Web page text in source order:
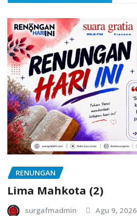
RENUNGAN
Lima Mahkota (2)
surgafmadmin Agu 9, 2026